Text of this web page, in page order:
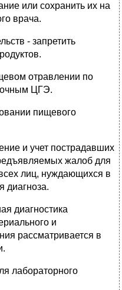
или сохранить их на
врача.
- запретить
отравлении по
ЦГЭ.
пищевого
и учет пострадавших
жалоб для
лиц, нуждающихся в
диагноза.
диагностика
и
рассматривается в
лабораторного